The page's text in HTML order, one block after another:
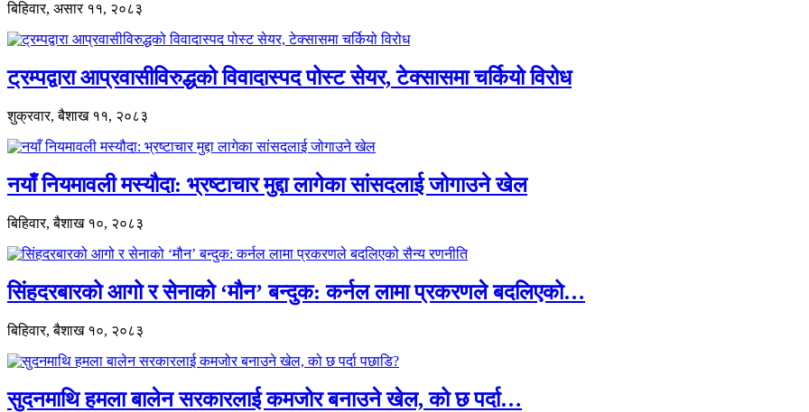
बिहिवार, असार ११, २०८३
ट्रम्पद्वारा आप्रवासीविरुद्धको विवादास्पद पोस्ट सेयर, टेक्सासमा चर्कियो विरोध
शुक्रवार, बैशाख ११, २०८३
नयाँ नियमावली मस्यौदा: भ्रष्टाचार मुद्दा लागेका सांसदलाई जोगाउने खेल
बिहिवार, बैशाख १०, २०८३
सिंहदरबारको आगो र सेनाको ‘मौन’ बन्दुक: कर्नल लामा प्रकरणले बदलिएको…
बिहिवार, बैशाख १०, २०८३
सुदनमाथि हमला बालेन सरकारलाई कमजोर बनाउने खेल, को छ पर्दा…